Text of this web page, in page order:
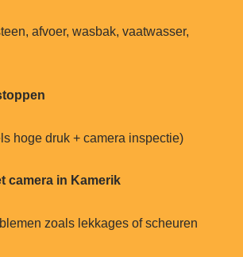
afvoer, wasbak, vaatwasser,
hoge druk + camera inspectie)
camera in Kamerik
zoals lekkages of scheuren